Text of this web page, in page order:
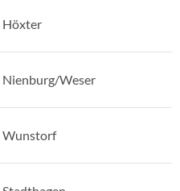
Höxter
Nienburg/Weser
Wunstorf